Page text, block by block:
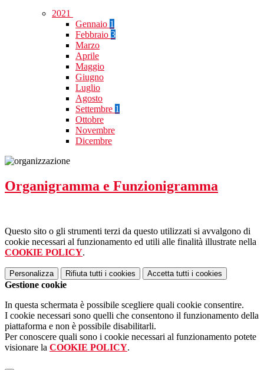
2021
Gennaio 1
Febbraio 3
Marzo
Aprile
Maggio
Giugno
Luglio
Agosto
Settembre 1
Ottobre
Novembre
Dicembre
Organigramma e Funzionigramma
Questo sito o gli strumenti terzi da questo utilizzati si avvalgono di
cookie necessari al funzionamento ed utili alle finalità illustrate nella
COOKIE POLICY.
Personalizza Rifiuta tutti i cookies Accetta tutti i cookies
Gestione cookie
In questa schermata è possibile scegliere quali cookie consentire.
I cookie necessari sono quelli che consentono il funzionamento della
piattaforma e non è possibile disabilitarli.
Per conoscere quali sono i cookie necessari al funzionamento potete
visionare la COOKIE POLICY.